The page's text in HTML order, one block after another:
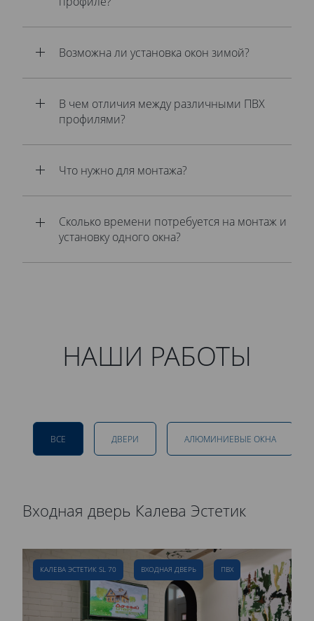
Возможна ли установка окон зимой?
В чем отличия между различными ПВХ
профилями?
Что нужно для монтажа?
Сколько времени потребуется на монтаж и
установку одного окна?
НАШИ РАБОТЫ
ВСЕ ДВЕРИ АЛЮМИНИЕВЫЕ ОКНА
Входная дверь Калева Эстетик
КАЛЕВА ЭСТЕТИК SL 70 ВХОДНАЯ ДВЕРЬ ПВХ